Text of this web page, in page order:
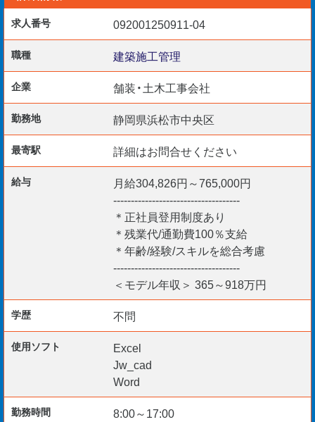
施工管理（工程管理・品質管理・安全管理）
報告書作成など（Word/Excel）要・基本PCスキル
Jw_cadによる建築図面チェック・修正
【歓迎要件】
1級建築士
2級建築士
1級建築施工管理技士
2級建築施工管理技士
【採用開始日】
即日～3ヵ月以内*ご相談下さい
人生100年時代、スキルをいかして活躍中のベテラン多数！
浜松市で働きたい方、まずはお問合せください。
求人番号 092001250911-04
職種 建築施工管理
企業 舗装・土木工事会社
勤務地 静岡県浜松市中央区
最寄駅 詳細はお問合せください
給与
月給304,826円～765,000円
------------------------------------
＊正社員登用制度あり
＊残業代/通勤費100％支給
＊年齢/経験/スキルを総合考慮
------------------------------------
＜モデル年収＞ 365～918万円
学歴 不問
使用ソフト
Excel
Jw_cad
Word
勤務時間 8:00～17:00